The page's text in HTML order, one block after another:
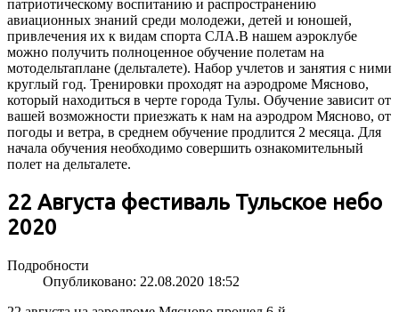
патриотическому воспитанию и распространению
авиационных знаний среди молодежи, детей и юношей,
привлечения их к видам спорта СЛА.В нашем аэроклубе
можно получить полноценное обучение полетам на
мотодельтаплане (дельталете). Набор учлетов и занятия с ними
круглый год. Тренировки проходят на аэродроме Мясново,
который находиться в черте города Тулы. Обучение зависит от
вашей возможности приезжать к нам на аэродром Мясново, от
погоды и ветра, в среднем обучение продлится 2 месяца. Для
начала обучения необходимо совершить ознакомительный
полет на дельталете.
22 Августа фестиваль Тульское небо
2020
Подробности
Опубликовано: 22.08.2020 18:52